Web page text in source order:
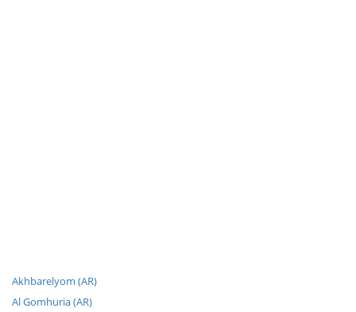
Akhbarelyom (AR)
Al Gomhuria (AR)